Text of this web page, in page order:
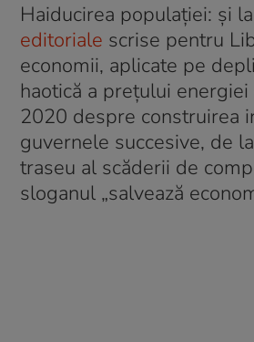
Haiducirea populației: și
editoriale scrise pentru
economii, aplicate pe
haotică a prețului
2020 despre construirea
guvernele succesive, de
traseu al scăderii de
sloganul „salvează